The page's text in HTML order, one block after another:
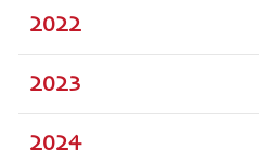
2022
2023
2024